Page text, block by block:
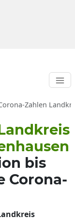
Zahlen
bis
Corona-